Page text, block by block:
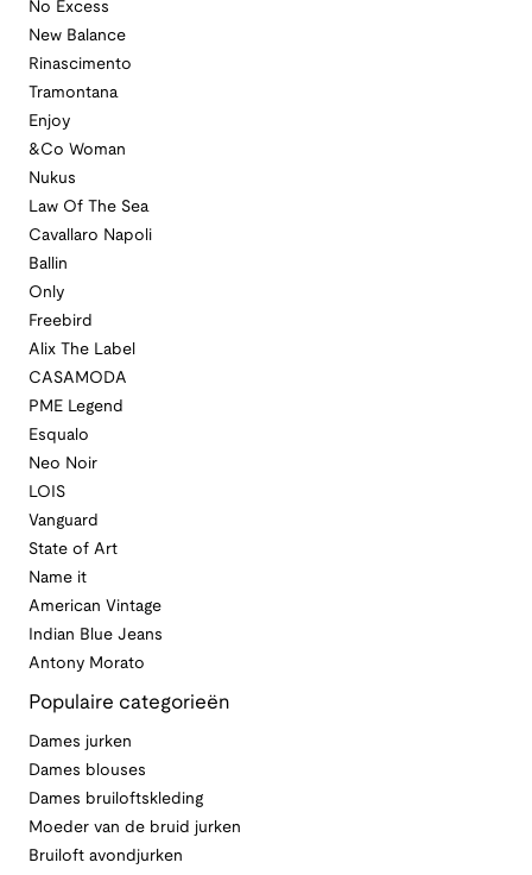
No Excess
New Balance
Rinascimento
Tramontana
Enjoy
&Co Woman
Nukus
Law Of The Sea
Cavallaro Napoli
Ballin
Only
Freebird
Alix The Label
CASAMODA
PME Legend
Esqualo
Neo Noir
LOIS
Vanguard
State of Art
Name it
American Vintage
Indian Blue Jeans
Antony Morato
Populaire categorieën
Dames jurken
Dames blouses
Dames bruiloftskleding
Moeder van de bruid jurken
Bruiloft avondjurken